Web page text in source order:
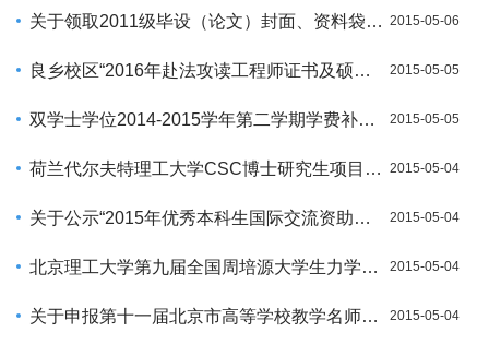
关于领取2011级毕设（论文）封面、资料袋的通知 2015-05-06
良乡校区“2016年赴法攻读工程师证书及硕士学位”宣讲及报名通知 2015-05-05
双学士学位2014-2015学年第二学期学费补缴通知 2015-05-05
荷兰代尔夫特理工大学CSC博士研究生项目宣讲会通知 2015-05-04
关于公示“2015年优秀本科生国际交流资助项目”选拔结果的通知五 2015-05-04
北京理工大学第九届全国周培源大学生力学竞赛辅导安排 2015-05-04
关于申报第十一届北京市高等学校教学名师奖评选工作的通知 2015-05-04